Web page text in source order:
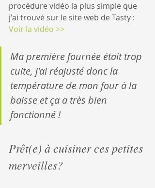
procédure vidéo la plus simple que
j'ai trouvé sur le site web de Tasty :
Voir la vidéo >>
Ma première fournée était trop
cuite, j'ai réajusté donc la
température de mon four à la
baisse et ça a très bien
fonctionné !
Prêt(e) à cuisiner ces petites
merveilles?